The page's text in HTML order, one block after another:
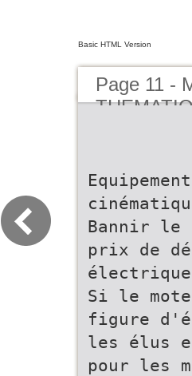
Basic HTML Version
Page 11 -
Bannir le
prix de
Si le
figure
les élus
pour les